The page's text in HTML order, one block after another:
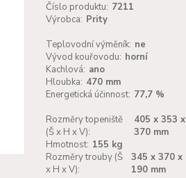
Číslo produktu: 7211
Výrobca: Prity
Teplovodní výměník: ne
Vývod kouřovodu: horní
Kachlová: ano
Hloubka: 470 mm
Energetická účinnost: 77,7 %
Rozměry topeniště
(Š x H x V):
405 x 353 x
370 mm
Hmotnost: 155 kg
Rozměry trouby (Š
x H x V):
345 x 370 x
190 mm